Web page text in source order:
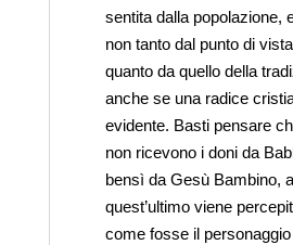
sentita dalla popolazione,
non tanto dal punto di
quanto da quello della
anche se una radice
evidente. Basti pensare
non ricevono i doni da
bensì da Gesù Bambino,
quest’ultimo viene
come fosse il